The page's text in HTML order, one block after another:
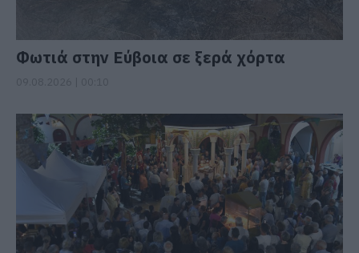
Φωτιά στην Εύβοια σε ξερά χόρτα